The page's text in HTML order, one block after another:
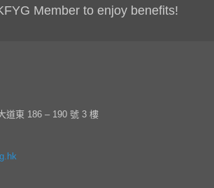
Member to enjoy benefits!
道東 186 – 190 號 3 樓